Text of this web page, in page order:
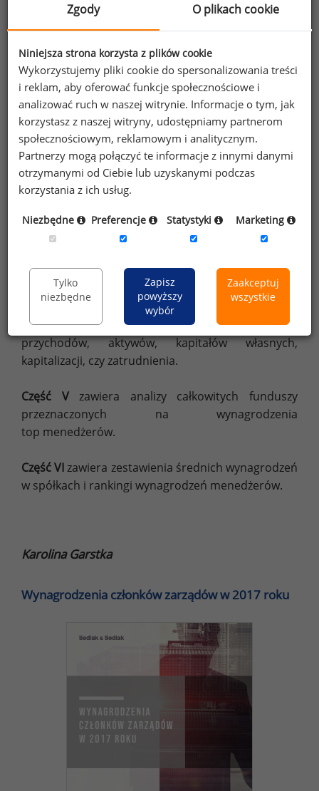
giełdowych w 2017 roku. Ponadto przedstawiono
Państwa i spółkach z różnych branż.
Część II obejmuje analizy na temat wynagrodzeń
członków zarządów spółek giełdowych zaliczanych
do różnych indeksów: WIG20, mWIG40, sWIG80,
WIG-DIV, RESPECT INDEX, czy indeksów
sektorowych.
W części III
przedstawiono wynagrodzenia
menedżerów w spółkach o różnym poziomie
zyskowności. Analizy przeprowadzono w zależności
brutto, zysk operacyjny, EBITDA czy zysk na akcję.
W części IV
zaprezentowano analizy wynagrodzeń
menedżerów w spółkach o różnej wielkości:
przychodów, aktywów, kapitałów własnych,
kapitalizacji, czy zatrudnienia.
Część Vzawiera analizy całkowitych funduszy
przeznaczonych na wynagrodzenia
top menedżerów.
Część VIzawiera zestawienia średnich wynagrodzeń
w spółkach i rankingi wynagrodzeń menedżerów.
Karolina Garstka
Wynagrodzenia członków zarządów w 2017 roku
Zgody O plikach cookie
Niniejsza strona korzysta z plików cookie
Wykorzystujemy pliki cookie do spersonalizowania treści
i reklam, aby oferować funkcje społecznościowe i
analizować ruch w naszej witrynie. Informacje o tym, jak
korzystasz z naszej witryny, udostępniamy partnerom
społecznościowym, reklamowym i analitycznym.
Partnerzy mogą połączyć te informacje z innymi danymi
otrzymanymi od Ciebie lub uzyskanymi podczas
korzystania z ich usług.
Niezbędne Preferencje Statystyki Marketing
Tylko
niezbędne
Zapisz
powyższy
wybór
Zaakceptuj
wszystkie